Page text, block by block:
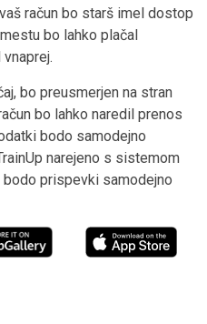
račun bo starš imel dostop
bo lahko plačal
bo preusmerjen na stran
bo lahko naredil prenos
bodo samodejno
narejeno s sistemom
bodo prispevki samodejno